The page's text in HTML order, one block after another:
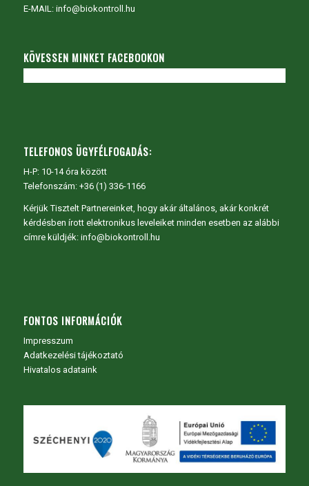
E-MAIL: info@biokontroll.hu
KÖVESSEN MINKET FACEBOOKON
TELEFONOS ÜGYFÉLFOGADÁS:
H-P: 10-14 óra között
Telefonszám: +36 (1) 336-1166
Kérjük Tisztelt Partnereinket, hogy akár általános, akár konkrét
kérdésben írott elektronikus leveleiket minden esetben az alábbi
címre küldjék: info@biokontroll.hu
FONTOS INFORMÁCIÓK
Impresszum
Adatkezelési tájékoztató
Hivatalos adataink